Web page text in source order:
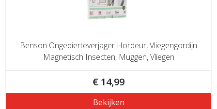
Benson Ongedierteverjager Hordeur, Vliegengordijn
Magnetisch Insecten, Muggen, Vliegen
€ 14,99
Bekijken